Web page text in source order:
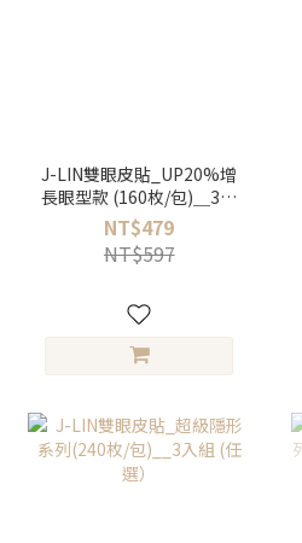
J-LIN雙眼皮貼_UP20%增
長眼型款 (160枚/包)＿3入
組 (任選）
NT$479
NT$597